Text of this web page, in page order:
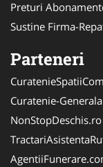
Preturi
Sustine Firma-
Parteneri
Curatenie-
NonStopDeschis.ro